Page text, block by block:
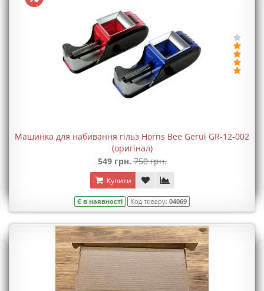
Машинка для набивання гільз Horns Bee Gerui GR-12-002
(оригінал)
549 грн. 750 грн.
Купити
Є в наявності Код товару: 04069